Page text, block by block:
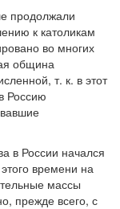
продолжали
к католикам
во многих
община
т. к. в этот
Россию
в России начался
времени на
массы
прежде всего, с